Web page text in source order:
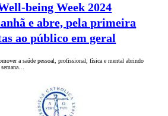
being Week 2024
e abre, pela primeira
ao público em geral
a saúde pessoal, profissional, física e mental abrindo
semana…